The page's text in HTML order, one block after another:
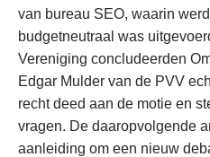
van bureau SEO, waarin
budgetneutraal was
Vereniging concludeerden
Edgar Mulder van de PVV
recht deed aan de motie en
vragen. De daaropvolgende
aanleiding om een nieuw